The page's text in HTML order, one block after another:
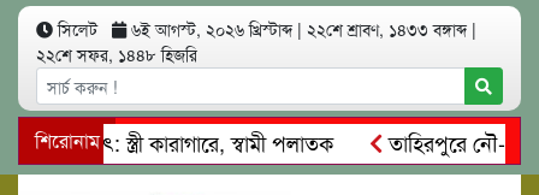
সিলেট ৬ই আগস্ট, ২০২৬ খ্রিস্টাব্দ | ২২শে শ্রাবণ, ১৪৩৩ বঙ্গাব্দ |
২২শে সফর, ১৪৪৮ হিজরি
শিরোনামস্ত্রী কারাগারে, স্বামী পলাতক
তাহিরপুরে নৌ-ধর্মঘট
মারধর
নগরীতে কোটি টাকার সম্পত্তি দখলের চেষ্টা: